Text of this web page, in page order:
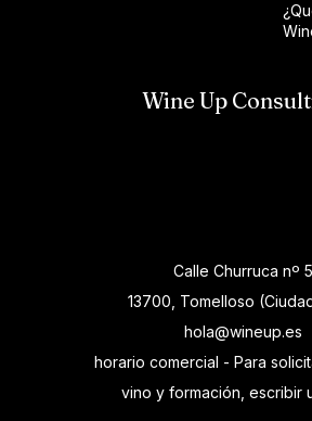
Wine Up
Calle Churruca nº 5
13700, Tomelloso
hola@wineup.es
horario comercial - Para
vino y formación, escribir